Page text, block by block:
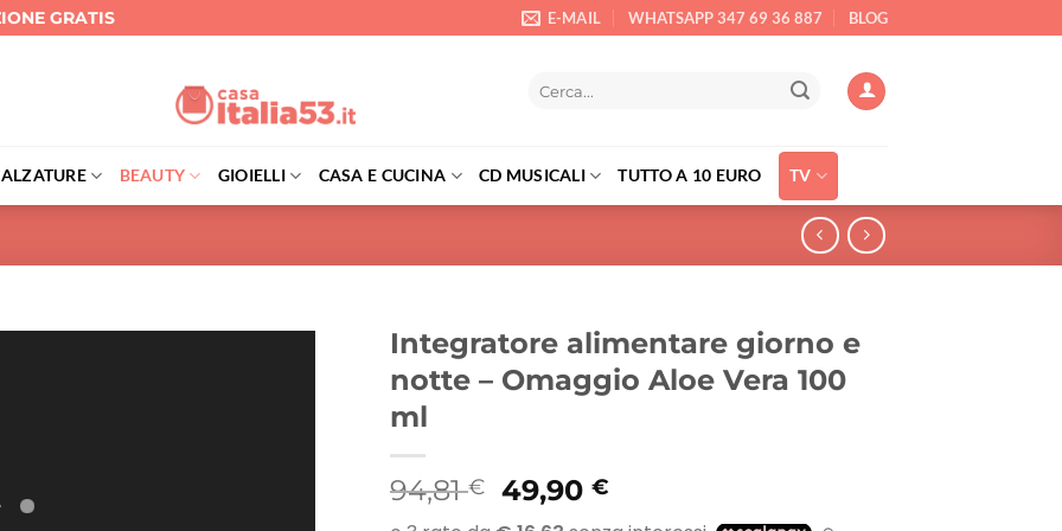
GRATIS E-MAIL WHATSAPP 347 69 36 887 BLOG
BEAUTY GIOIELLI CASA E CUCINA CD MUSICALI TUTTO A 10 EURO TV
Integratore alimentare giorno e
notte – Omaggio Aloe Vera 100
ml
94,81€
Il
prezzo
49,90€
prezzo